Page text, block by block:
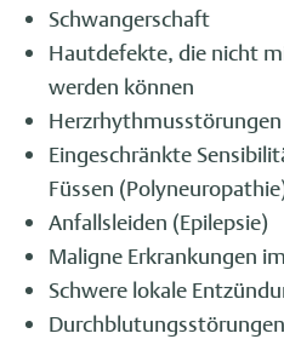
Schwangerschaft
Hautdefekte, die nicht
werden können
Herzrhythmusstörungen
Eingeschränkte
Füssen
Anfallsleiden (Epilepsie)
Maligne Erkrankungen
Schwere lokale
Durchblutungsstörungen